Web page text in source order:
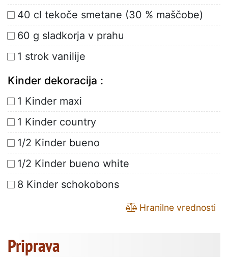
40 cl tekoče smetane (30 % maščobe)
60 g sladkorja v prahu
1 strok vanilije
Kinder dekoracija :
1 Kinder maxi
1 Kinder country
1/2 Kinder bueno
1/2 Kinder bueno white
8 Kinder schokobons
Hranilne vrednosti
Priprava